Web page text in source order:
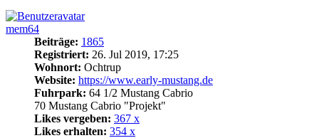
mem64
Beiträge: 1865
Registriert: 26. Jul 2019, 17:25
Wohnort: Ochtrup
Website: https://www.early-mustang.de
Fuhrpark: 64 1/2 Mustang Cabrio
70 Mustang Cabrio "Projekt"
Likes vergeben: 367 x
Likes erhalten: 354 x